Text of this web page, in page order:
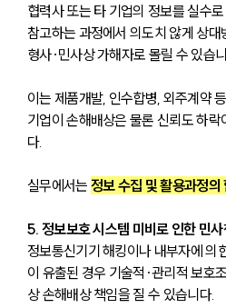
협력사 또는 타 기업의 정보를 실수
참고하는 과정에서 의도치 않게 상
형사·민사상 가해자로 몰릴 수 있습
이는 제품개발, 인수합병, 외주계약
기업이 손해배상은 물론 신뢰도 하
다.
실무에서는 정보 수집 및 활용과정
5. 정보보호 시스템 미비로 인한 민
정보통신기기 해킹이나 내부자에 의
이 유출된 경우 기술적·관리적 보호
상 손해배상 책임을 질 수 있습니다.